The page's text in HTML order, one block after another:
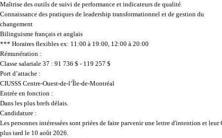
Maîtrise des outils de suivi de performance et indicateurs de qualité
Connaissance des pratiques de leadership transformationnel et de gestion du
changement
Bilinguisme français et anglais
*** Horaires flexibles ex: 11:00 à 19:00, 12:00 à 20:00
Rémunération :
Classe salariale 37 : 91 736 $ - 119 257 $
Port d’attache :
CIUSSS Centre-Ouest-de-l’Île-de-Montréal
Entrée en fonction :
Dans les plus brefs délais.
Candidature :
Les personnes intéressées sont priées de faire parvenir une lettre d'intention et leur
plus tard le 10 août 2026.